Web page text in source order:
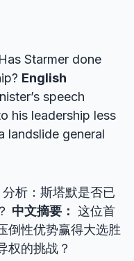
Starmer done
English
speech
his leadership less
landslide general
分析：斯塔默是否已
中文摘要： 这位首
倒性优势赢得大选胜
权的挑战？